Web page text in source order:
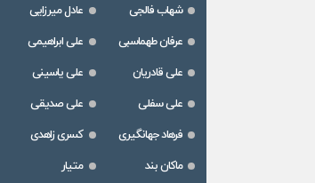
شهاب فالجی
عادل میرزایی
عرفان طهماسبی
علی ابراهیمی
علی قادریان
علی یاسینی
علی سفلی
علی صدیقی
فرهاد جهانگیری
کسری زاهدی
ماکان بند
متیار